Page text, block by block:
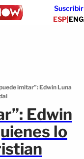
Suscribir
ESP|ENG
imitar”: Edwin Luna
Edwin
lo